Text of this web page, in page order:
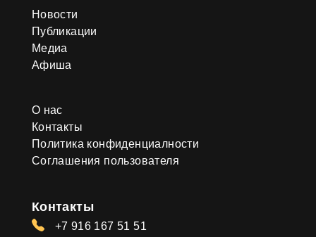
Новости
Публикации
Медиа
Афиша
О нас
Контакты
Политика конфиденциалности
Соглашения пользователя
Контакты
+7 916 167 51 51